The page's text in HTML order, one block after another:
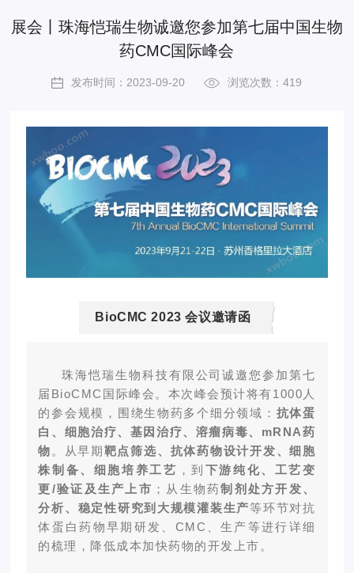
展会丨珠海恺瑞生物诚邀您参加第七届中国生物
药CMC国际峰会
发布时间：2023-09-20 浏览次数：419
BioCMC 2023 会议邀请函
珠海恺瑞生物科技有限公司诚邀您参加第七
届BioCMC国际峰会。本次峰会预计将有1000人
的参会规模，围绕生物药多个细分领域： 抗体蛋
白、细胞治疗、基因治疗、溶瘤病毒、mRNA药
物 。 从早期靶点筛选、抗体药物设计开发、细胞
株制备、细胞培养工艺 ，到 下游纯化、工艺变
更/验证及生产上市 ；从生物药制剂处方开发、
分析、稳定性研究到大规模灌装生产等环节对抗
体蛋白药物早期研发、CMC、生产等进行详细
的梳理，降低成本加快药物的开发上市。